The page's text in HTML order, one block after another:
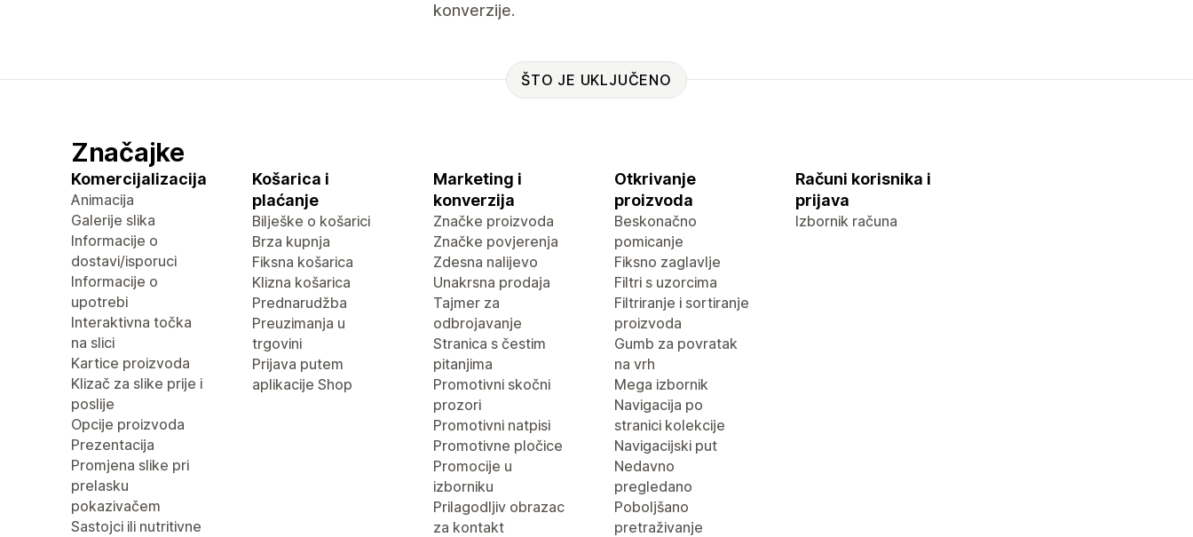
konverzije.
ŠTO JE UKLJUČENO
Značajke
Komercijalizacija
Animacija
Galerije slika
Informacije o
dostavi/isporuci
Informacije o
upotrebi
Interaktivna točka
na slici
Kartice proizvoda
Klizač za slike prije i
poslije
Opcije proizvoda
Prezentacija
Promjena slike pri
prelasku
pokazivačem
Sastojci ili nutritivne
Košarica i
plaćanje
Bilješke o košarici
Brza kupnja
Fiksna košarica
Klizna košarica
Prednarudžba
Preuzimanja u
trgovini
Prijava putem
aplikacije Shop
Marketing i
konverzija
Značke proizvoda
Značke povjerenja
Zdesna nalijevo
Unakrsna prodaja
Tajmer za
odbrojavanje
Stranica s čestim
pitanjima
Promotivni skočni
prozori
Promotivni natpisi
Promotivne pločice
Promocije u
izborniku
Prilagodljiv obrazac
za kontakt
Otkrivanje
proizvoda
Beskonačno
pomicanje
Fiksno zaglavlje
Filtri s uzorcima
Filtriranje i sortiranje
proizvoda
Gumb za povratak
na vrh
Mega izbornik
Navigacija po
stranici kolekcije
Navigacijski put
Nedavno
pregledano
Poboljšano
pretraživanje
Računi korisnika i
prijava
Izbornik računa